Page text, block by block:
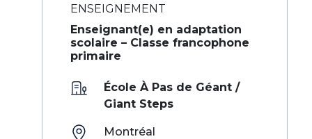
ENSEIGNEMENT
Enseignant(e) en adaptation
scolaire – Classe francophone
primaire
École À Pas de Géant /
Giant Steps
Montréal